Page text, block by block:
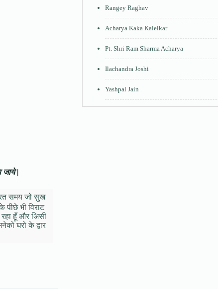
जाये |
समय जो सुख
भी विराट
हूँ और अिसी
घरो के द्वार
Rangey Raghav
Acharya Kaka Kalelkar
Pt. Shri Ram Sharma Acharya
Ilachandra Joshi
Yashpal Jain